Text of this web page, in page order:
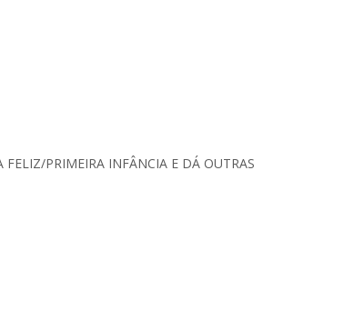
PRIMEIRA INFÂNCIA E DÁ OUTRAS